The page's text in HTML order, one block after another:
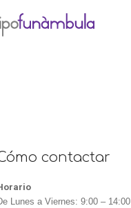
contactar
Lunes a Viernes: 9:00 – 14:00